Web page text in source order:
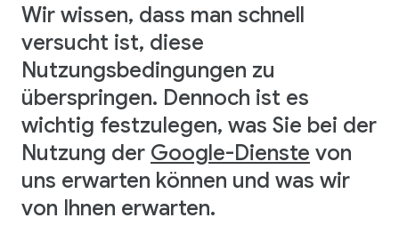
Wir wissen, dass man schnell
versucht ist, diese
Nutzungsbedingungen zu
überspringen. Dennoch ist es
wichtig festzulegen, was Sie bei der
Nutzung der Google-Dienste von
uns erwarten können und was wir
von Ihnen erwarten.